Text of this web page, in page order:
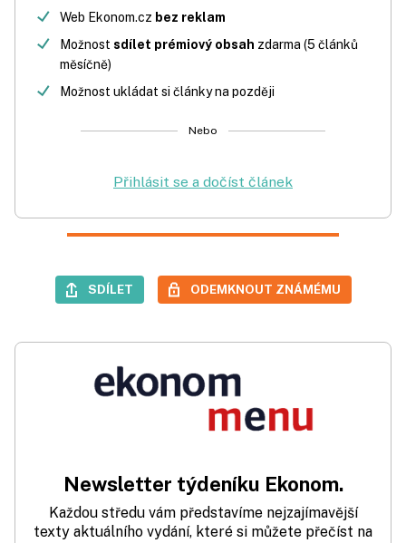
Web Ekonom.cz bez reklam
Možnost sdílet prémiový obsah zdarma (5 článků
měsíčně)
Možnost ukládat si články na později
Nebo
Přihlásit se a dočíst článek
SDÍLET ODEMKNOUT ZNÁMÉMU
Newsletter týdeníku Ekonom.
Každou středu vám představíme nejzajímavější
texty aktuálního vydání, které si můžete přečíst na